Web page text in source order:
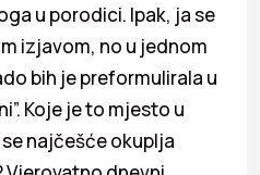
u porodici. Ipak, ja se
izjavom, no u jednom
bih je preformulirala u
Koje je to mjesto u
najčešće okuplja